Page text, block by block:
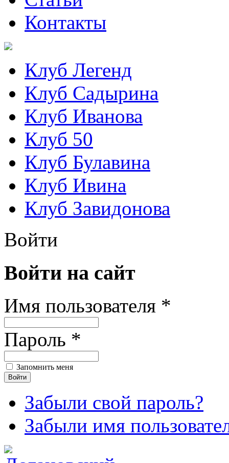
Контакты
Клуб Легенд
Клуб Садырина
Клуб Иванова
Клуб 50
Клуб Булавина
Клуб Ивина
Клуб Завидонова
Войти
Войти на сайт
Имя пользователя *
Пароль *
Запомнить меня
Забыли свой пароль?
Забыли имя